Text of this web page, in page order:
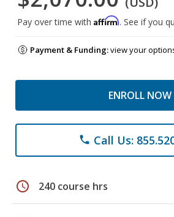
Pay over time with Affirm. See if you
Payment & Funding:view your
ENROLL NOW
phone Call Us:
schedule 240 course hrs